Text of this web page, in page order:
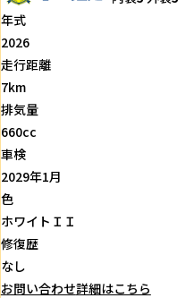
年式
2026
走行距離
7km
排気量
660cc
車検
2029年1月
色
ホワイトＩＩ
修復歴
なし
お問い合わせ詳細はこちら